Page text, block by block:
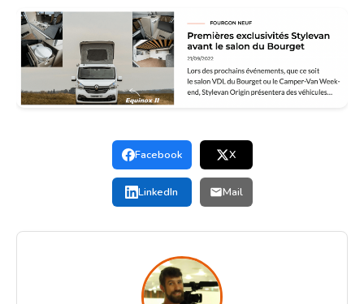
Facebook X
LinkedIn Mail